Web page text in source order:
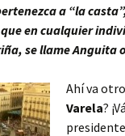
a “la
en cualquier
se llame Anguita
Ahí va
Varela?